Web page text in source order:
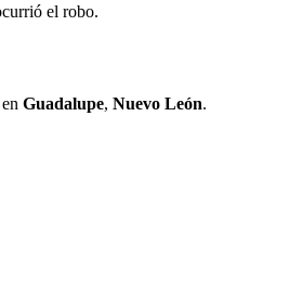
el robo.
Guadalupe, Nuevo León.